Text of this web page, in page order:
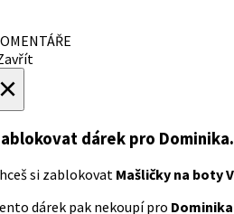
dárek pro
si zablokovat Mašličky na boty
dárek pak nekoupí pro